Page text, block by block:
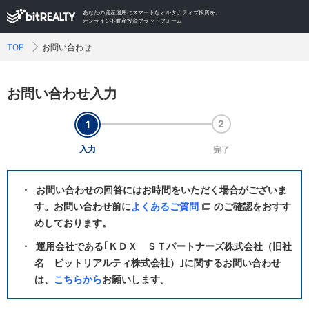
あなたの資産運用にスマートなオルタナティブ投資を。
オンライン不動産投資プラットフォーム
TOP お問い合わせ
お問い合わせ入力
入力 完了
お問い合わせの回答にはお時間をいただく場合がございま
す。お問い合わせ前によくあるご質問
のご確認をおすす
めしております。
運用会社である｢ＫＤＸ ＳＴパートナーズ株式会社（旧社
名 ビットリアルティ株式会社）｣に関するお問い合わせ
は、 こちらからお願いします。